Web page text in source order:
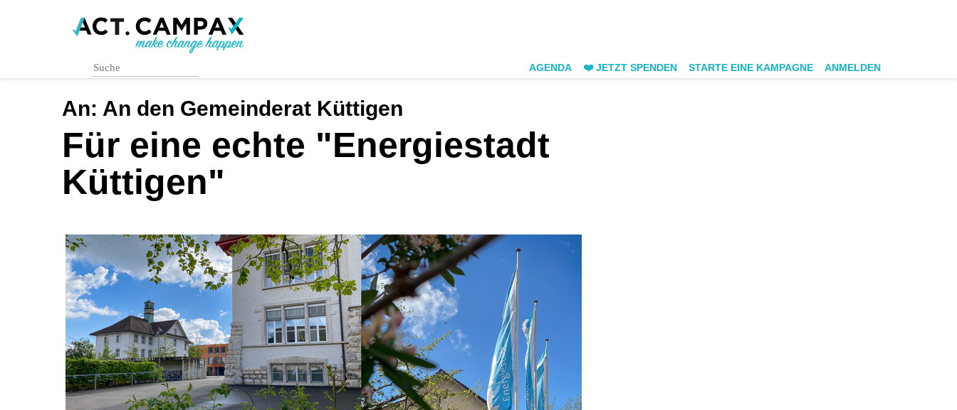
AGENDA ❤️ JETZT SPENDEN STARTE EINE KAMPAGNE ANMELDEN
An: An den Gemeinderat Küttigen
Für eine echte "Energiestadt
Küttigen"